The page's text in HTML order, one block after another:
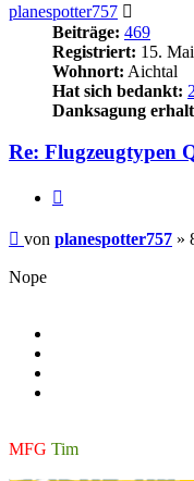
planespotter757
Beiträge: 469
Registriert: 15.
Wohnort: Aichtal
Hat sich bedankt:
Danksagung
Re: Flugzeugtypen
Beitrag
von planespotter757 »
Nope
MFG Tim